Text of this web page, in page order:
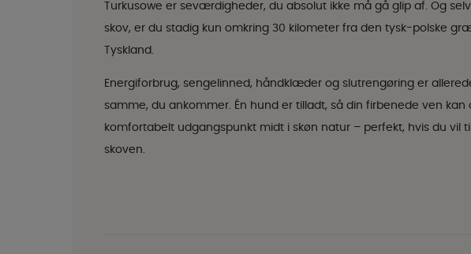
Turkusowe er seværdigheder, du absolut ikke må gå glip af. Og
skov, er du stadig kun omkring 30 kilometer fra den tysk-polske
Tyskland.
Energiforbrug, sengelinned, håndklæder og slutrengøring er
samme, du ankommer. Én hund er tilladt, så din firbenede ven
komfortabelt udgangspunkt midt i skøn natur – perfekt, hvis du vil
skoven.